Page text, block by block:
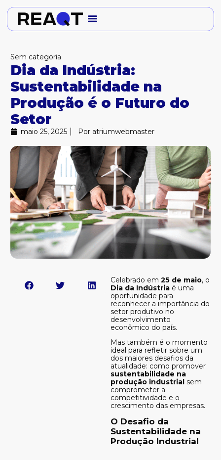
para
conteúdo
Sem categoria
Dia da Indústria:
Sustentabilidade na
Produção é o Futuro do
Setor
maio 25, 2025 Por atriumwebmaster
Celebrado em 25 de maio, o
Dia da Indústria é uma
oportunidade para
reconhecer a importância do
setor produtivo no
desenvolvimento
econômico do país.
Mas também é o momento
ideal para refletir sobre um
dos maiores desafios da
atualidade: como promover
sustentabilidade na
produção industrial sem
comprometer a
competitividade e o
crescimento das empresas.
O Desafio da
Sustentabilidade na
Produção Industrial